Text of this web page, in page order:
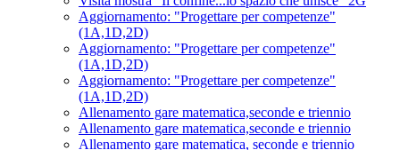
Aggiornamento: "Progettare per competenze"
(1A,1D,2D)
Aggiornamento: "Progettare per competenze"
(1A,1D,2D)
Aggiornamento: "Progettare per competenze"
(1A,1D,2D)
Allenamento gare matematica,seconde e triennio
Allenamento gare matematica,seconde e triennio
Allenamento gare matematica, seconde e triennio